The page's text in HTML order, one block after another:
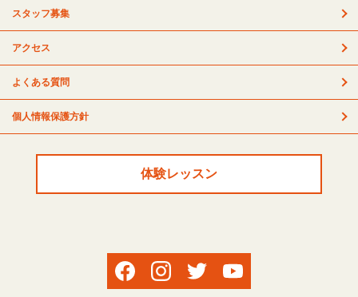
スタッフ募集
アクセス
よくある質問
個人情報保護方針
体験レッスン